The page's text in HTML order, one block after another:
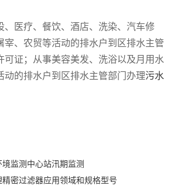
、医疗、餐饮、酒店、洗染、汽车修
宰、农贸等活动的排水户到区排水主管
可证；从事美容美发、洗浴以及月用水
动的排水户到区排水主管部门办理污水
监测中心站汛期监测
精密过滤器应用领域和规格型号